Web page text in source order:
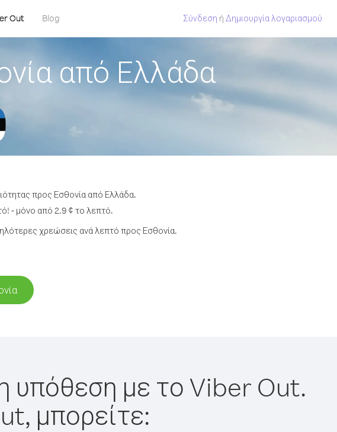
Out Blog Σύνδεση ή Δημιουργία λογαριασμού
από Ελλάδα
προς Εσθονία από Ελλάδα.
- μόνο από 2.9 ¢ το λεπτό.
χρεώσεις ανά λεπτό προς Εσθονία.
υπόθεση με το Viber Out.
μπορείτε: